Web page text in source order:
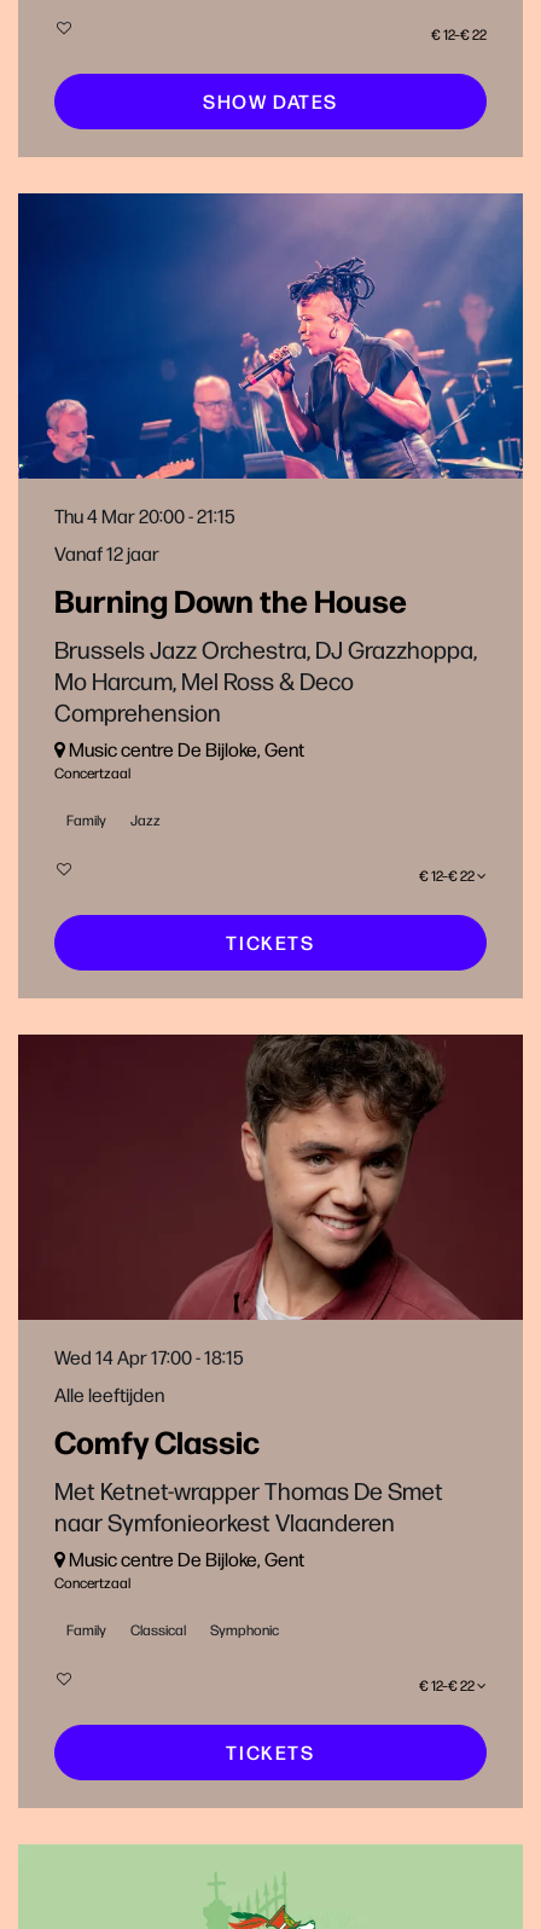
€ 12–€ 22
SHOW DATES
Burning Down the House
Brussels Jazz Orchestra, DJ Grazzhoppa,
Mo Harcum, Mel Ross & Deco
Comprehension
Vanaf 12 jaar
Thu 4 Mar20:00 - 21:15
Music centre De Bijloke, Gent
Concertzaal
Family Jazz
€ 12–€ 22
TICKETS
Comfy Classic
Met Ketnet-wrapper Thomas De Smet
naar Symfonieorkest Vlaanderen
Alle leeftijden
Wed 14 Apr17:00 - 18:15
Music centre De Bijloke, Gent
Concertzaal
Family Classical Symphonic
€ 12–€ 22
TICKETS